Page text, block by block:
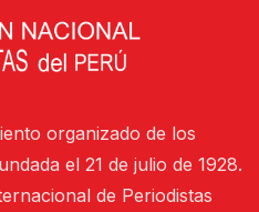
organizado de los
el 21 de julio de 1928.
de Periodistas